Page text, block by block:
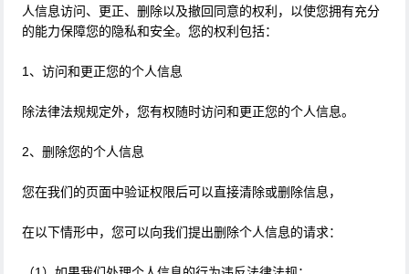
人信息访问、更正、删除以及撤回同意的权利，以使您拥有充分
的能力保障您的隐私和安全。您的权利包括：
1、访问和更正您的个人信息
除法律法规规定外，您有权随时访问和更正您的个人信息。
2、删除您的个人信息
您在我们的页面中验证权限后可以直接清除或删除信息，
在以下情形中，您可以向我们提出删除个人信息的请求：